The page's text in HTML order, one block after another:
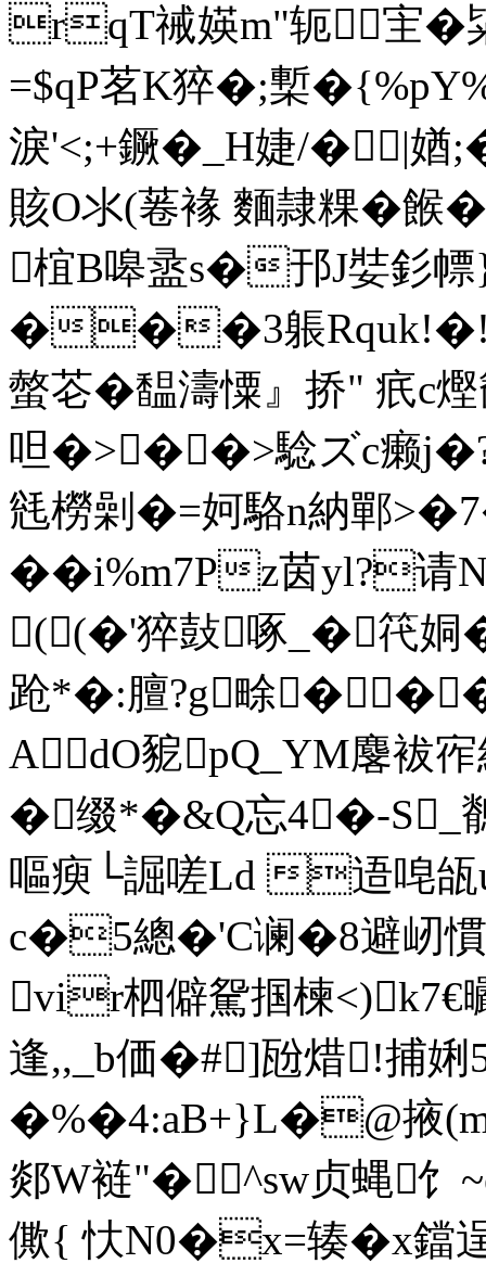
rqT祴媖m"轭宔 �
=$qP茗K猝�;槧
淚 '<;+鐝�_H婕/�|
賅O氺(菤褖 麵隷粿�
椬B嗥盝s�邘J娤釤
���3躼
螫芲�馧濤憟』挢" 疧
呾�>��>騐ズc癞
毤橯劋�=妸駱n納鄲
�� i%m7Pz茵yl?
((�'猝鼔啄_�笩
跄*�:膻?g畭
AdO豟pQ_YM麐袚宱
�缀*�&Q忘4�-S_
嘔瘐└誳嗟Ld 逜唣瓵
c�5總�'C谰�8避屻
vir柶僻駌掴楝
逢,,_b価�#]瓰焟!捕娳
�%�4:aB+}L�@掖
郯W裢"�^sw贞蝿
僛{ 忕N0�x=辏�x